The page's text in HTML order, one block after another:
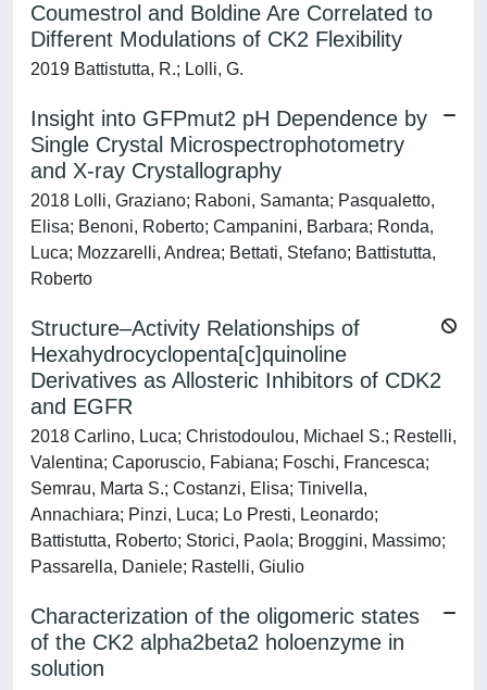
Coumestrol and Boldine Are Correlated to
Different Modulations of CK2 Flexibility
2019 Battistutta, R.; Lolli, G.
Insight into GFPmut2 pH Dependence by
Single Crystal Microspectrophotometry
and X-ray Crystallography
2018 Lolli, Graziano; Raboni, Samanta; Pasqualetto,
Elisa; Benoni, Roberto; Campanini, Barbara; Ronda,
Luca; Mozzarelli, Andrea; Bettati, Stefano; Battistutta,
Roberto
Structure–Activity Relationships of
Hexahydrocyclopenta[c]quinoline
Derivatives as Allosteric Inhibitors of CDK2
and EGFR
2018 Carlino, Luca; Christodoulou, Michael S.; Restelli,
Valentina; Caporuscio, Fabiana; Foschi, Francesca;
Semrau, Marta S.; Costanzi, Elisa; Tinivella,
Annachiara; Pinzi, Luca; Lo Presti, Leonardo;
Battistutta, Roberto; Storici, Paola; Broggini, Massimo;
Passarella, Daniele; Rastelli, Giulio
Characterization of the oligomeric states
of the CK2 alpha2beta2 holoenzyme in
solution